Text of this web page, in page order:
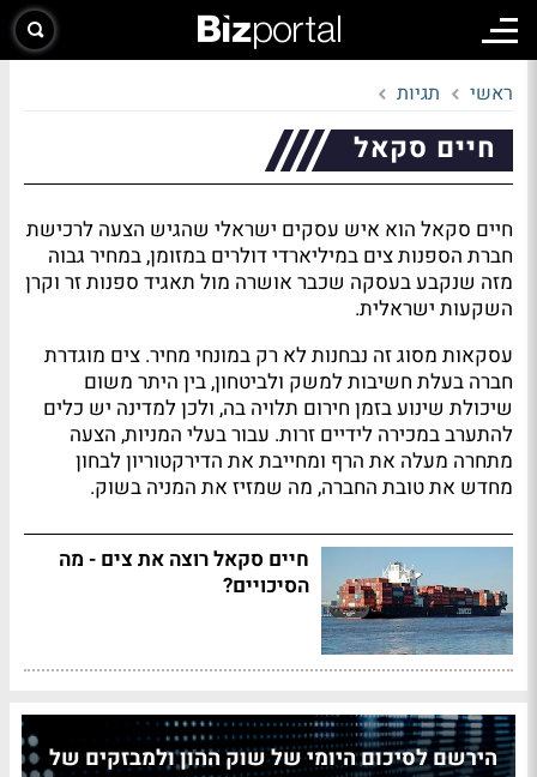
ראשי תגיות
חיים סקאל
חיים סקאל הוא איש עסקים ישראלי שהגיש הצעה לרכישת
חברת הספנות צים במיליארדי דולרים במזומן, במחיר גבוה
מזה שנקבע בעסקה שכבר אושרה מול תאגיד ספנות זר וקרן
השקעות ישראלית.
עסקאות מסוג זה נבחנות לא רק במונחי מחיר. צים מוגדרת
חברה בעלת חשיבות למשק ולביטחון, בין היתר משום
שיכולת שינוע בזמן חירום תלויה בה, ולכן למדינה יש כלים
להתערב במכירה לידיים זרות. עבור בעלי המניות, הצעה
מתחרה מעלה את הרף ומחייבת את הדירקטוריון לבחון
מחדש את טובת החברה, מה שמזיז את המניה בשוק.
חיים סקאל רוצה את צים - מה
הסיכויים?
הירשם לסיכום היומי של שוק ההון ולמבזקים של